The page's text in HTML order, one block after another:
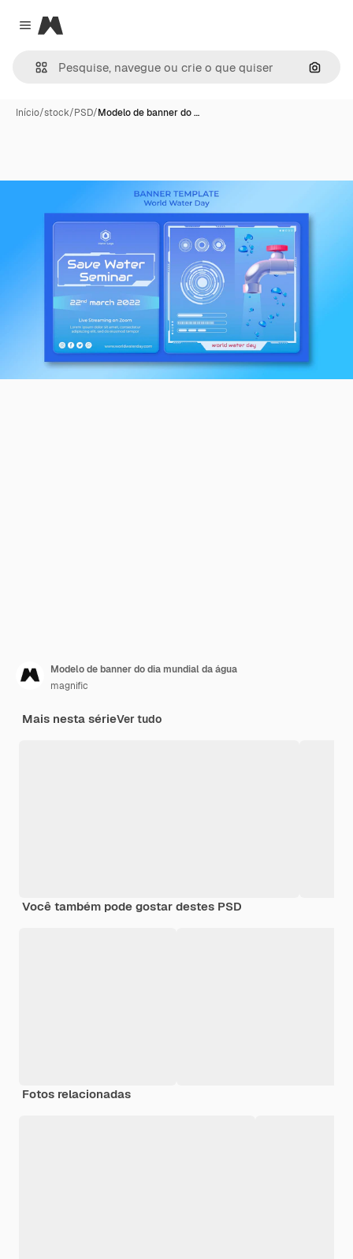
Close menu
Magnific
Início/stock/PSD/Modelo de banner do …
Modelo de banner do dia mundial da água
magnific
Mais nesta sérieVer tudo
Você também pode gostar destes PSD
Fotos relacionadas